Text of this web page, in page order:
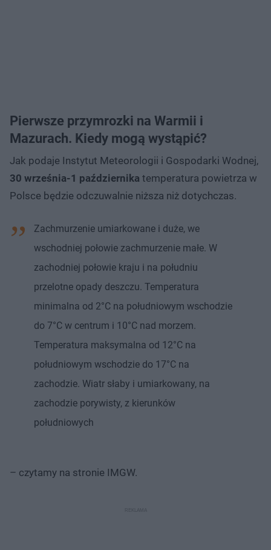
Pierwsze przymrozki na Warmii i
Mazurach. Kiedy mogą wystąpić?
Jak podaje Instytut Meteorologii i Gospodarki Wodnej,
30 września-1 października temperatura powietrza w
Polsce będzie odczuwalnie niższa niż dotychczas.
Zachmurzenie umiarkowane i duże, we
wschodniej połowie zachmurzenie małe. W
zachodniej połowie kraju i na południu
przelotne opady deszczu. Temperatura
minimalna od 2°C na południowym wschodzie
do 7°C w centrum i 10°C nad morzem.
Temperatura maksymalna od 12°C na
południowym wschodzie do 17°C na
zachodzie. Wiatr słaby i umiarkowany, na
zachodzie porywisty, z kierunków
południowych
– czytamy na stronie IMGW.